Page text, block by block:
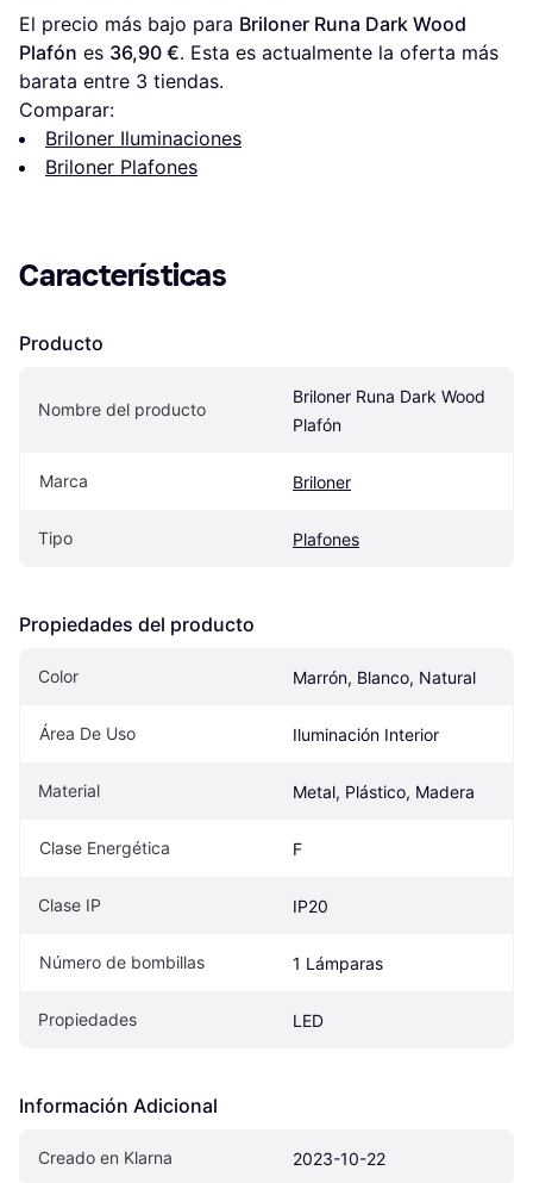
El precio más bajo para Briloner Runa Dark Wood
Plafón es 36,90 €. Esta es actualmente la oferta más
barata entre 3 tiendas.
Comparar:
Briloner Iluminaciones
Briloner Plafones
Características
Producto
Nombre del producto
Briloner Runa Dark Wood
Plafón
Marca Briloner
Tipo Plafones
Propiedades del producto
Color Marrón, Blanco, Natural
Área De Uso Iluminación Interior
Material Metal, Plástico, Madera
Clase Energética F
Clase IP IP20
Número de bombillas 1 Lámparas
Propiedades LED
Información Adicional
Creado en Klarna 2023-10-22